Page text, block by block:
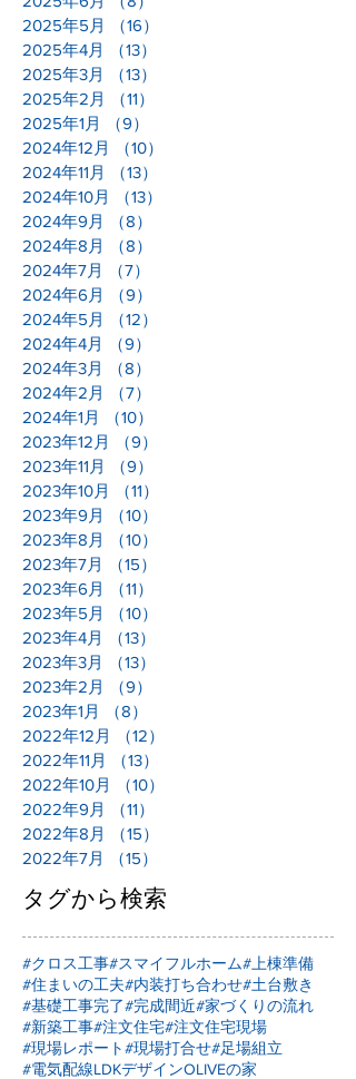
2025年5月
（16）
2025年4月
（13）
2025年3月
（13）
2025年2月
（11）
2025年1月
（9）
2024年12月
（10）
2024年11月
（13）
2024年10月
（13）
2024年9月
（8）
2024年8月
（8）
2024年7月
（7）
2024年6月
（9）
2024年5月
（12）
2024年4月
（9）
2024年3月
（8）
2024年2月
（7）
2024年1月
（10）
2023年12月
（9）
2023年11月
（9）
2023年10月
（11）
2023年9月
（10）
2023年8月
（10）
2023年7月
（15）
2023年6月
（11）
2023年5月
（10）
2023年4月
（13）
2023年3月
（13）
2023年2月
（9）
2023年1月
（8）
2022年12月
（12）
2022年11月
（13）
2022年10月
（10）
2022年9月
（11）
2022年8月
（15）
2022年7月
（15）
タグから検索
#クロス工事#スマイフルホーム#上棟準備
#住まいの工夫#内装打ち合わせ#土台敷き
#基礎工事完了#完成間近#家づくりの流れ
#新築工事#注文住宅#注文住宅現場
#現場レポート#現場打合せ#足場組立
#電気配線LDKデザインOLIVEの家